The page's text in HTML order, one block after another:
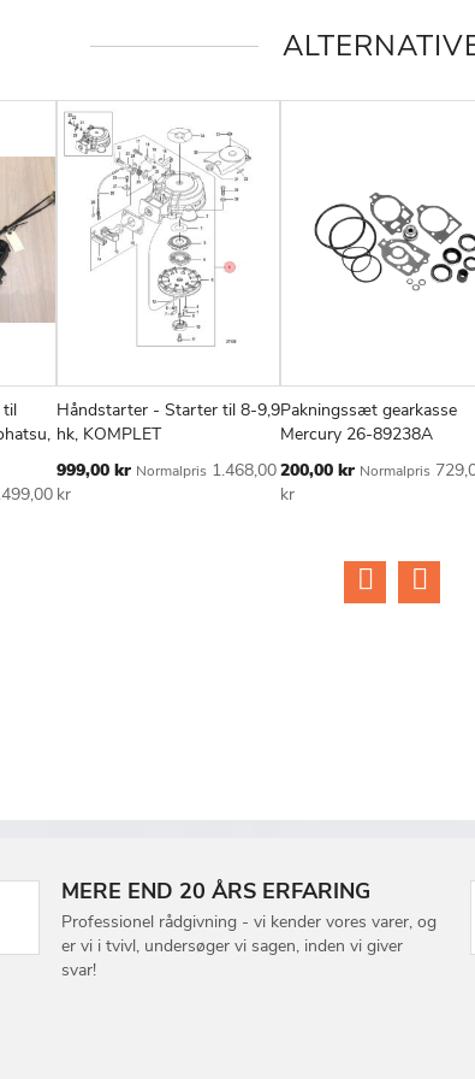
SAMMENLIGN
til
Læg i kurv
TILFØJ
ØNSKE
SAMMENLIGN
Håndstarter - Starter til 8-9,9
hk, KOMPLET
Tilbudspris
999,00 kr Normalpris 1.468,00
kr
Læg i kurv
Pakningssæt gearkasse
Mercury 26-89238A
Tilbudspris
200,00 kr Normalpris
kr
MERE END 20 ÅRS ERFARING
Professionel rådgivning - vi kender vores varer, og
er vi i tvivl, undersøger vi sagen, inden vi giver
svar!